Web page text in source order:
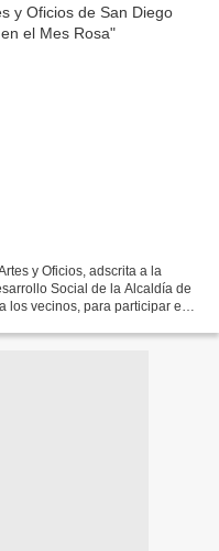
y Oficios, adscrita a la
Social de la Alcaldía de
vecinos, para participar en